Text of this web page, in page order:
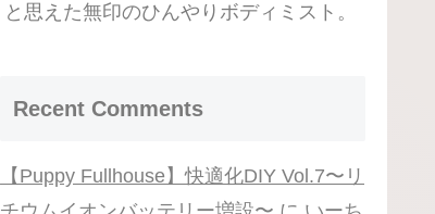
と思えた無印のひんやりボディミスト。
Recent Comments
【Puppy Fullhouse】快適化DIY Vol.7〜リ